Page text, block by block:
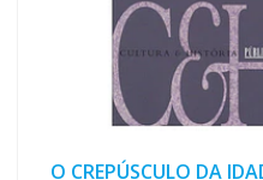
O CREPÚSCULO DA